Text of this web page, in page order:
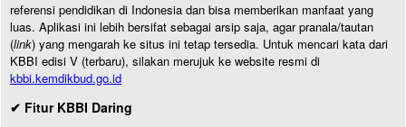
referensi pendidikan di Indonesia dan bisa memberikan manfaat yang
luas. Aplikasi ini lebih bersifat sebagai arsip saja, agar pranala/tautan
(link) yang mengarah ke situs ini tetap tersedia. Untuk mencari kata dari
KBBI edisi V (terbaru), silakan merujuk ke website resmi di
kbbi.kemdikbud.go.id
✔ Fitur KBBI Daring